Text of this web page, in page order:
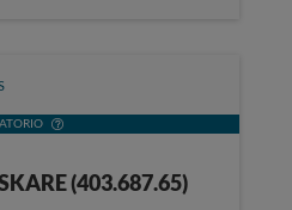
(403.687.65)